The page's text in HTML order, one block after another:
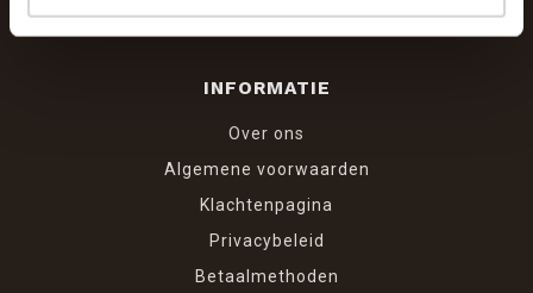
INFORMATIE
Over ons
Algemene voorwaarden
Klachtenpagina
Privacybeleid
Betaalmethoden